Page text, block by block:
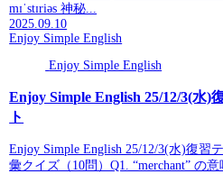
mɪˈstɪriəs 神秘...
2025.09.10
Enjoy Simple English
Enjoy Simple English
Enjoy Simple English 25/12/3(水)
ト
Enjoy Simple English 25/12/3(水)復習
彙クイズ（10問）Q1. “merchant” の意